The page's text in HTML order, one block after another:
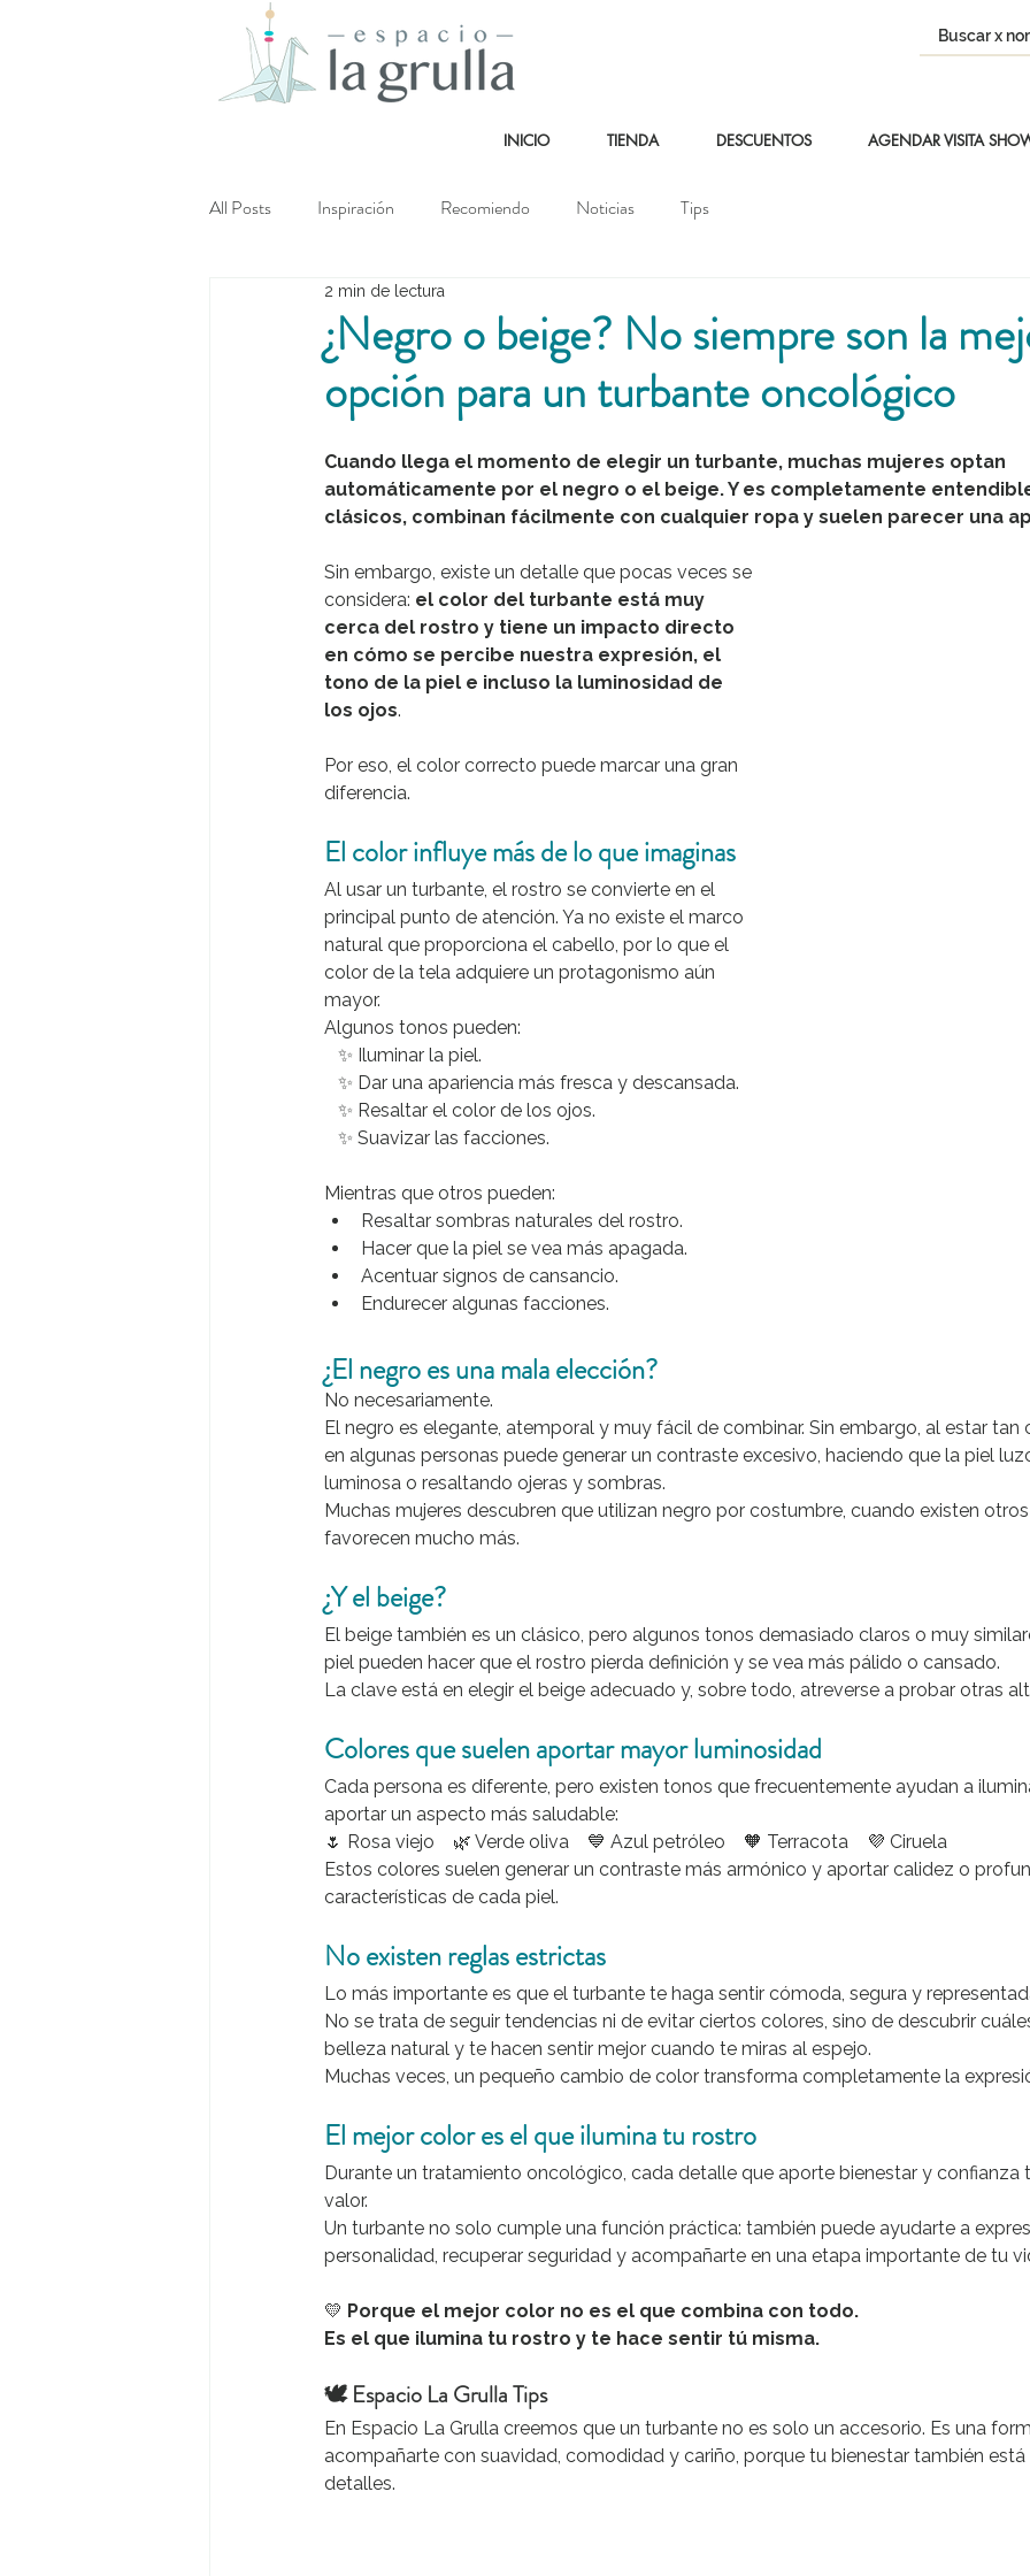
INICIO TIENDA DESCUENTOS AGENDAR VISITA
All Posts Inspiración Recomiendo Noticias Tips
¿Negro o beige? No siempre son la
opción para un turbante oncológico
2 min de lectura
Cuando llega el momento de elegir un turbante, muchas mujeres optan
automáticamente por el negro o el beige. Y es completamente
clásicos, combinan fácilmente con cualquier ropa y suelen parecer una
Sin embargo, existe un detalle que pocas veces se
considera: el color del turbante está muy
cerca del rostro y tiene un impacto directo
en cómo se percibe nuestra expresión, el
tono de la piel e incluso la luminosidad de
los ojos.
Por eso, el color correcto puede marcar una gran
diferencia.
El color influye más de lo que imaginas
Al usar un turbante, el rostro se convierte en el
principal punto de atención. Ya no existe el marco
natural que proporciona el cabello, por lo que el
color de la tela adquiere un protagonismo aún
mayor.
Algunos tonos pueden:
   ✨ Iluminar la piel.
✨ Dar una apariencia más fresca y descansada.
✨ Resaltar el color de los ojos.
✨ Suavizar las facciones.
Mientras que otros pueden:
Resaltar sombras naturales del rostro.
Hacer que la piel se vea más apagada.
Acentuar signos de cansancio.
Endurecer algunas facciones.
¿El negro es una mala elección?
No necesariamente.
El negro es elegante, atemporal y muy fácil de combinar. Sin embargo, al estar tan
en algunas personas puede generar un contraste excesivo, haciendo que la piel
luminosa o resaltando ojeras y sombras.
Muchas mujeres descubren que utilizan negro por costumbre, cuando existen
favorecen mucho más.
¿Y el beige?
El beige también es un clásico, pero algunos tonos demasiado claros o muy
piel pueden hacer que el rostro pierda definición y se vea más pálido o cansado.
La clave está en elegir el beige adecuado y, sobre todo, atreverse a probar otras
Colores que suelen aportar mayor luminosidad
Cada persona es diferente, pero existen tonos que frecuentemente ayudan a
aportar un aspecto más saludable:
🌷 Rosa viejo    🌿 Verde oliva    💙 Azul petróleo    🧡 Terracota    💜 Ciruela
Estos colores suelen generar un contraste más armónico y aportar calidez o
características de cada piel.
No existen reglas estrictas
Lo más importante es que el turbante te haga sentir cómoda, segura y
No se trata de seguir tendencias ni de evitar ciertos colores, sino de descubrir
belleza natural y te hacen sentir mejor cuando te miras al espejo.
Muchas veces, un pequeño cambio de color transforma completamente la
El mejor color es el que ilumina tu rostro
Durante un tratamiento oncológico, cada detalle que aporte bienestar y confianza
valor.
Un turbante no solo cumple una función práctica: también puede ayudarte a
personalidad, recuperar seguridad y acompañarte en una etapa importante de tu
💛 Porque el mejor color no es el que combina con todo.
Es el que ilumina tu rostro y te hace sentir tú misma.
🕊️ Espacio La Grulla Tips
En Espacio La Grulla creemos que un turbante no es solo un accesorio. Es una
acompañarte con suavidad, comodidad y cariño, porque tu bienestar también está
detalles.